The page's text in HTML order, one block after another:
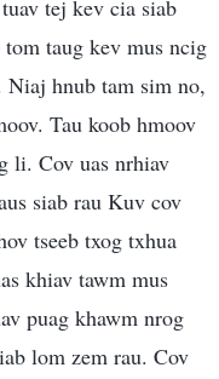
tej kev cia siab
taug kev mus ncig
Niaj hnub tam sim no,
Tau koob hmoov
li. Cov uas nrhiav
siab rau Kuv cov
tseeb txog txhua
khiav tawm mus
puag khawm nrog
lom zem rau. Cov